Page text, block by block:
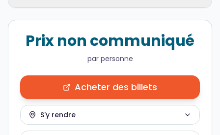
Prix non communiqué
par personne
Acheter des billets
S'y rendre